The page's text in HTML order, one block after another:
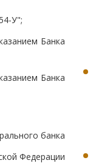
У";
Банка
Банка
банка
Федерации